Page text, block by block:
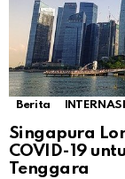
Berita
Singapura
COVID-19
Tenggara